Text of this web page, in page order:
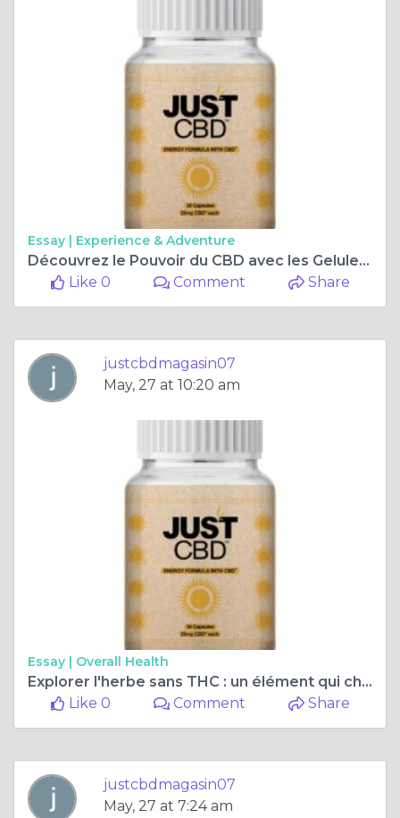
Essay | Experience & Adventure
Découvrez le Pouvoir du CBD avec les Gelules Premium de JustCBDMagasin.fr
Like 0
Comment Share
justcbdmagasin07
May, 27 at 10:20 am
Essay | Overall Health
Explorer l'herbe sans THC : un élément qui change la donne dans le monde du CBD - JustCBDmagasin.fr
Like 0
Comment Share
justcbdmagasin07
May, 27 at 7:24 am